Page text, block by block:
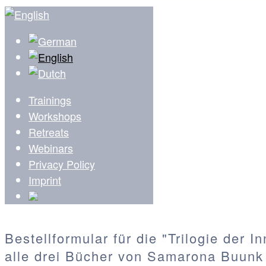
Trainings
Workshops
Retreats
Webinars
Privacy Policy
Imprint
Bestellformular für die "Trilogie der
alle drei Bücher von Samarona Buunk